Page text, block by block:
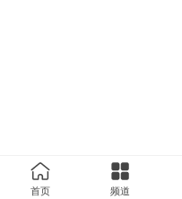
首页 频道